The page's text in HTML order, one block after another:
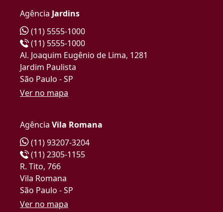
Agência Jardins
(11) 5555-1000
(11) 5555-1000
Al. Joaquim Eugênio de Lima, 1281
Jardim Paulista
São Paulo - SP
Ver no mapa
Agência Vila Romana
(11) 93207-3204
(11) 2305-1155
R. Tito, 766
Vila Romana
São Paulo - SP
Ver no mapa